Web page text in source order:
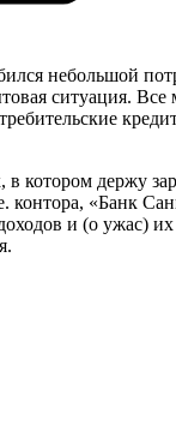
небольшой
ситуация. Все
котором держу
контора, «Банк
и (о ужас)